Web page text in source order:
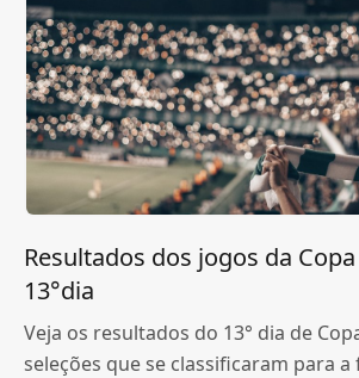
Resultados dos jogos da
13°dia
Veja os resultados do 13° dia de
seleções que se classificaram para a